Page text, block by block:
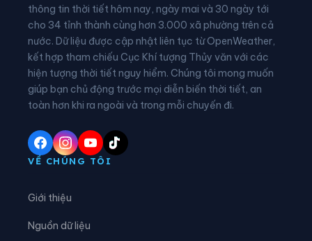
Phường Kinh Môn Phường Lê Chân
Phường Lê Đại Hành Phường Lê Ích Mộc
Phường Lê Thanh Nghị Phường Lưu Kiếm
Phường Nam Đồ Sơn Phường Nam Đồng
Phường Nam Triệu
Phường Nguyễn Đại Năng
thông tin thời tiết hôm nay, ngày mai và 30 ngày tới
cho 34 tỉnh thành cùng hơn 3.000 xã phường trên cả
nước. Dữ liệu được cập nhật liên tục từ OpenWeather,
kết hợp tham chiếu Cục Khí tượng Thủy văn với các
hiện tượng thời tiết nguy hiểm. Chúng tôi mong muốn
giúp bạn chủ động trước mọi diễn biến thời tiết, an
toàn hơn khi ra ngoài và trong mỗi chuyến đi.
VỀ CHÚNG TÔI
Giới thiệu
Nguồn dữ liệu